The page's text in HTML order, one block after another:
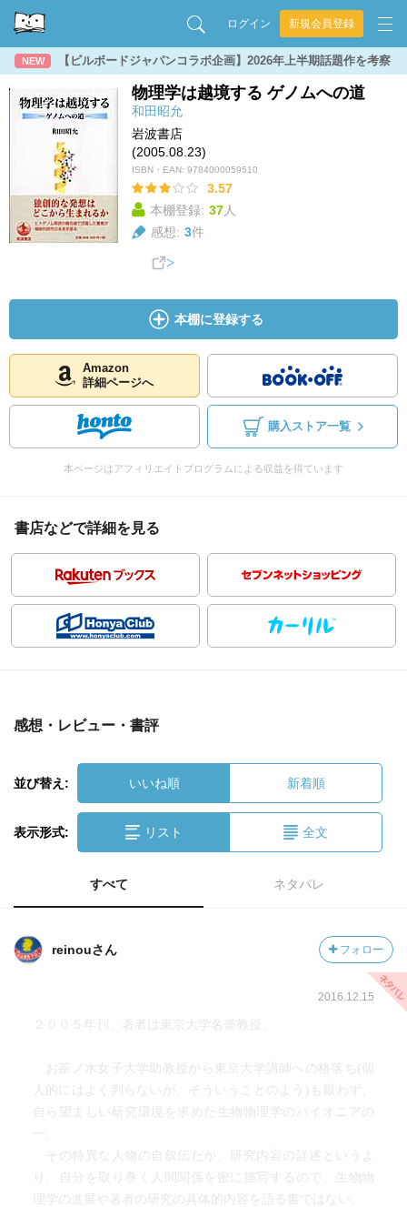
ログイン 新規会員登録
NEW 【ビルボードジャパンコラボ企画】2026年上半期話題作を考察
物理学は越境する ゲノムへの道
和田昭允
岩波書店
(2005.08.23)
ISBN・EAN: 9784000059510
3.57
本棚登録: 37人
感想: 3件
本棚に登録する
Amazon
詳細ページへ
購入ストア一覧
本ページはアフィリエイトプログラムによる収益を得ています
書店などで詳細を見る
感想・レビュー・書評
並び替え: いいね順 新着順
表示形式: リスト 全文
すべて ネタバレ
reinouさん フォロー
2016.12.15
２００５年刊。著者は東京大学名誉教授。
お茶ノ水女子大学助教授から東京大学講師への格落ち(個
人的にはよく判らないが、そういうことのよう)も厭わず、
自ら望ましい研究環境を求めた生物物理学のパイオニアの
一。
その特異な人物の自叙伝だが、研究内容の詳述というよ
り、自分を取り巻く人間関係を密に描写するので、生物物
理学の進展や著者の研究の具体的内容を語る書ではない。